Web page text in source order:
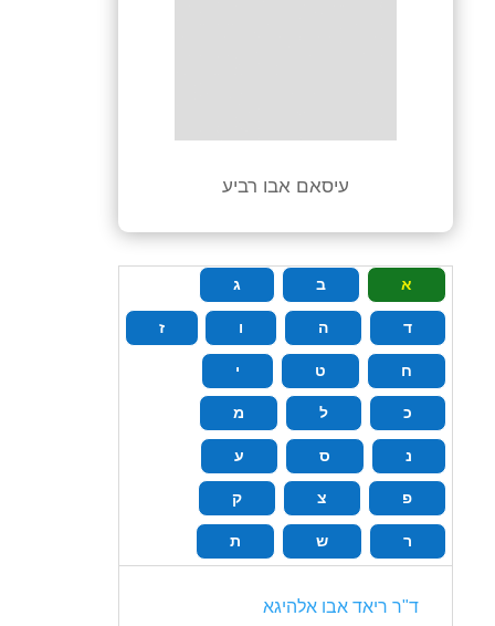
עיסאם אבו‭ ‬רביע
א ב ג
ד ה ו ז
ח ט י
כ ל מ
נ ס ע
פ צ ק
ר ש ת
ד‭"‬ר ריאד אבו‭ ‬אלהיגא